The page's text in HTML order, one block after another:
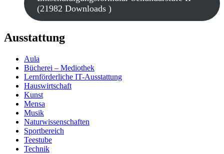
(21982 Downloads )
Ausstattung
Aula
Bücherei – Mediothek
Lernförderliche IT-Ausstattung
Hauswirtschaft
Kunst
Mensa
Musik
Naturwissenschaften
Sportbereich
Teestube
Technik